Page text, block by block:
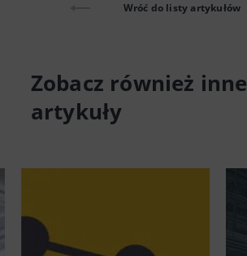
Wróć do listy artykułów
Zobacz również inne
artykuły